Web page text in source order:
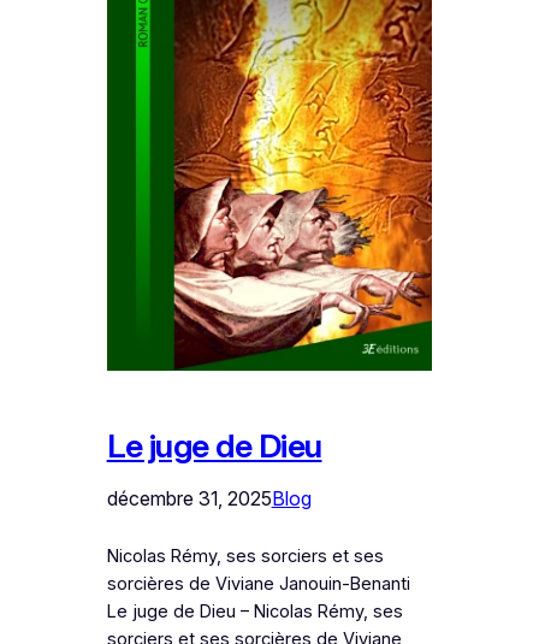
Le juge de Dieu
décembre 31, 2025Blog
Nicolas Rémy, ses sorciers et ses
sorcières de Viviane Janouin-Benanti
Le juge de Dieu – Nicolas Rémy, ses
sorciers et ses sorcières de Viviane